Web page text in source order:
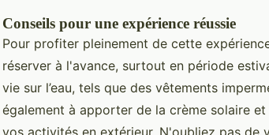
Conseils pour une expérience réussie
Pour profiter pleinement de cette
réserver à l'avance, surtout en période
vie sur l’eau, tels que des vêtements
également à apporter de la crème solaire